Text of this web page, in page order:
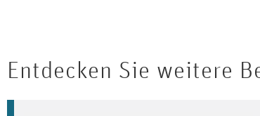
Entdecken Sie weitere